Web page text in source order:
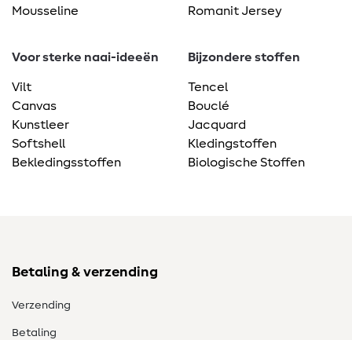
Mousseline
Romanit Jersey
Voor sterke naai-ideeën
Vilt
Canvas
Kunstleer
Softshell
Bekledingsstoffen
Bijzondere stoffen
Tencel
Bouclé
Jacquard
Kledingstoffen
Biologische Stoffen
Betaling & verzending
Verzending
Betaling